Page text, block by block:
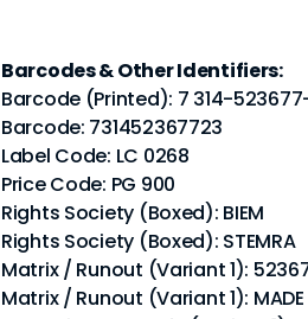
Barcodes & Other Identifiers:
Barcode (Printed): 7 314-
Barcode: 731452367723
Label Code: LC 0268
Price Code: PG 900
Rights Society (Boxed): BIEM
Rights Society (Boxed): STEMRA
Matrix / Runout (Variant 1):
Matrix / Runout (Variant 1): MADE